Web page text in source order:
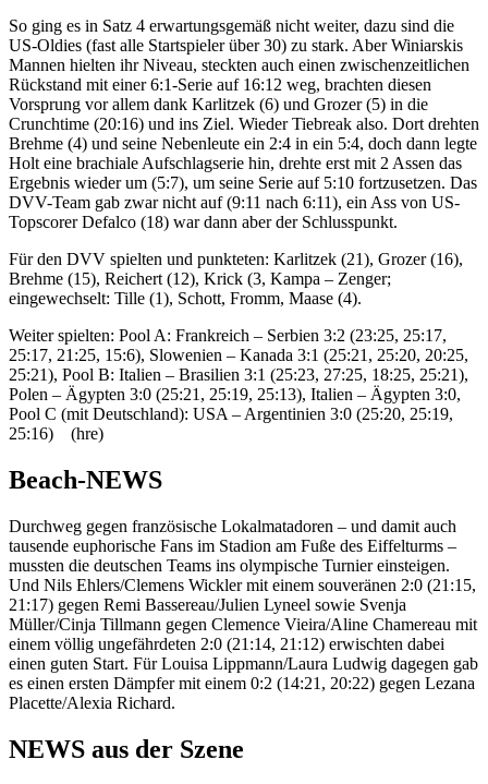
So ging es in Satz 4 erwartungsgemäß nicht weiter, dazu sind die
US-Oldies (fast alle Startspieler über 30) zu stark. Aber Winiarskis
Mannen hielten ihr Niveau, steckten auch einen zwischenzeitlichen
Rückstand mit einer 6:1-Serie auf 16:12 weg, brachten diesen
Vorsprung vor allem dank Karlitzek (6) und Grozer (5) in die
Crunchtime (20:16) und ins Ziel. Wieder Tiebreak also. Dort drehten
Brehme (4) und seine Nebenleute ein 2:4 in ein 5:4, doch dann legte
Holt eine brachiale Aufschlagserie hin, drehte erst mit 2 Assen das
Ergebnis wieder um (5:7), um seine Serie auf 5:10 fortzusetzen. Das
DVV-Team gab zwar nicht auf (9:11 nach 6:11), ein Ass von US-
Topscorer Defalco (18) war dann aber der Schlusspunkt.
Für den DVV spielten und punkteten: Karlitzek (21), Grozer (16),
Brehme (15), Reichert (12), Krick (3, Kampa – Zenger;
eingewechselt: Tille (1), Schott, Fromm, Maase (4).
Weiter spielten: Pool A: Frankreich – Serbien 3:2 (23:25, 25:17,
25:17, 21:25, 15:6), Slowenien – Kanada 3:1 (25:21, 25:20, 20:25,
25:21), Pool B: Italien – Brasilien 3:1 (25:23, 27:25, 18:25, 25:21),
Polen – Ägypten 3:0 (25:21, 25:19, 25:13), Italien – Ägypten 3:0,
Pool C (mit Deutschland): USA – Argentinien 3:0 (25:20, 25:19,
25:16) (hre)
Beach-NEWS
Durchweg gegen französische Lokalmatadoren – und damit auch
tausende euphorische Fans im Stadion am Fuße des Eiffelturms –
mussten die deutschen Teams ins olympische Turnier einsteigen.
Und Nils Ehlers/Clemens Wickler mit einem souveränen 2:0 (21:15,
21:17) gegen Remi Bassereau/Julien Lyneel sowie Svenja
Müller/Cinja Tillmann gegen Clemence Vieira/Aline Chamereau mit
einem völlig ungefährdeten 2:0 (21:14, 21:12) erwischten dabei
einen guten Start. Für Louisa Lippmann/Laura Ludwig dagegen gab
es einen ersten Dämpfer mit einem 0:2 (14:21, 20:22) gegen Lezana
Placette/Alexia Richard.
NEWS aus der Szene